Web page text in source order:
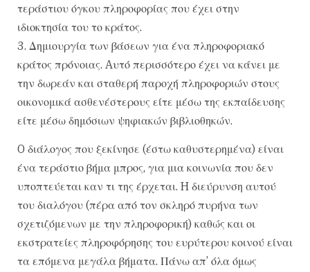
τεράστιου όγκου πληροφορίας που έχει στην
ιδιοκτησία του το κράτος.
3. Δημιουργία των βάσεων για ένα πληροφοριακό
κράτος πρόνοιας. Aυτό περισσότερο έχει να κάνει με
την δωρεάν και σταθερή παροχή πληροφοριών στους
οικονομικά ασθενέστερους είτε μέσω της εκπαίδευσης
είτε μέσω δημόσιων ψηφιακών βιβλιοθηκών.
O διάλογος που ξεκίνησε (έστω καθυστερημένα) είναι
ένα τεράστιο βήμα μπρος, για μια κοινωνία που δεν
υποπτεύεται καν τι της έρχεται. H διεύρυνση αυτού
του διαλόγου (πέρα από τον σκληρό πυρήνα των
σχετιζόμενων με την πληροφορική) καθώς και οι
εκστρατείες πληροφόρησης του ευρύτερου κοινού είναι
τα επόμενα μεγάλα βήματα. Πάνω απ’ όλα όμως